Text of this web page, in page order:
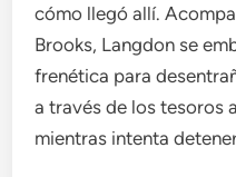
cómo llegó allí.
Brooks, Langdon se
frenética para
a través de los tesoros
mientras intenta